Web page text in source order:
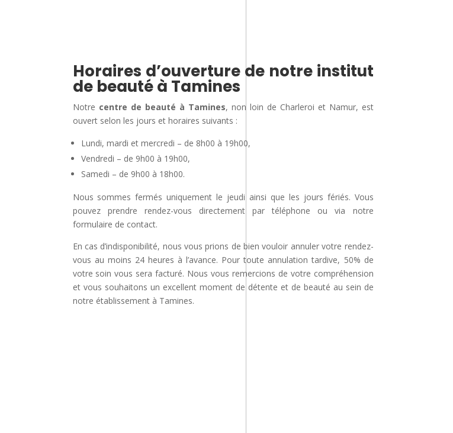
Horaires d’ouverture de notre institut
de beauté à Tamines
Notre centre de beauté à Tamines, non loin de Charleroi et Namur, est
ouvert selon les jours et horaires suivants :
Lundi, mardi et mercredi – de 8h00 à 19h00,
Vendredi – de 9h00 à 19h00,
Samedi – de 9h00 à 18h00.
Nous sommes fermés uniquement le jeudi ainsi que les jours fériés. Vous
pouvez prendre rendez-vous directement par téléphone ou via notre
formulaire de contact.
En cas d’indisponibilité, nous vous prions de bien vouloir annuler votre rendez-
vous au moins 24 heures à l’avance. Pour toute annulation tardive, 50% de
votre soin vous sera facturé. Nous vous remercions de votre compréhension
et vous souhaitons un excellent moment de détente et de beauté au sein de
notre établissement à Tamines.